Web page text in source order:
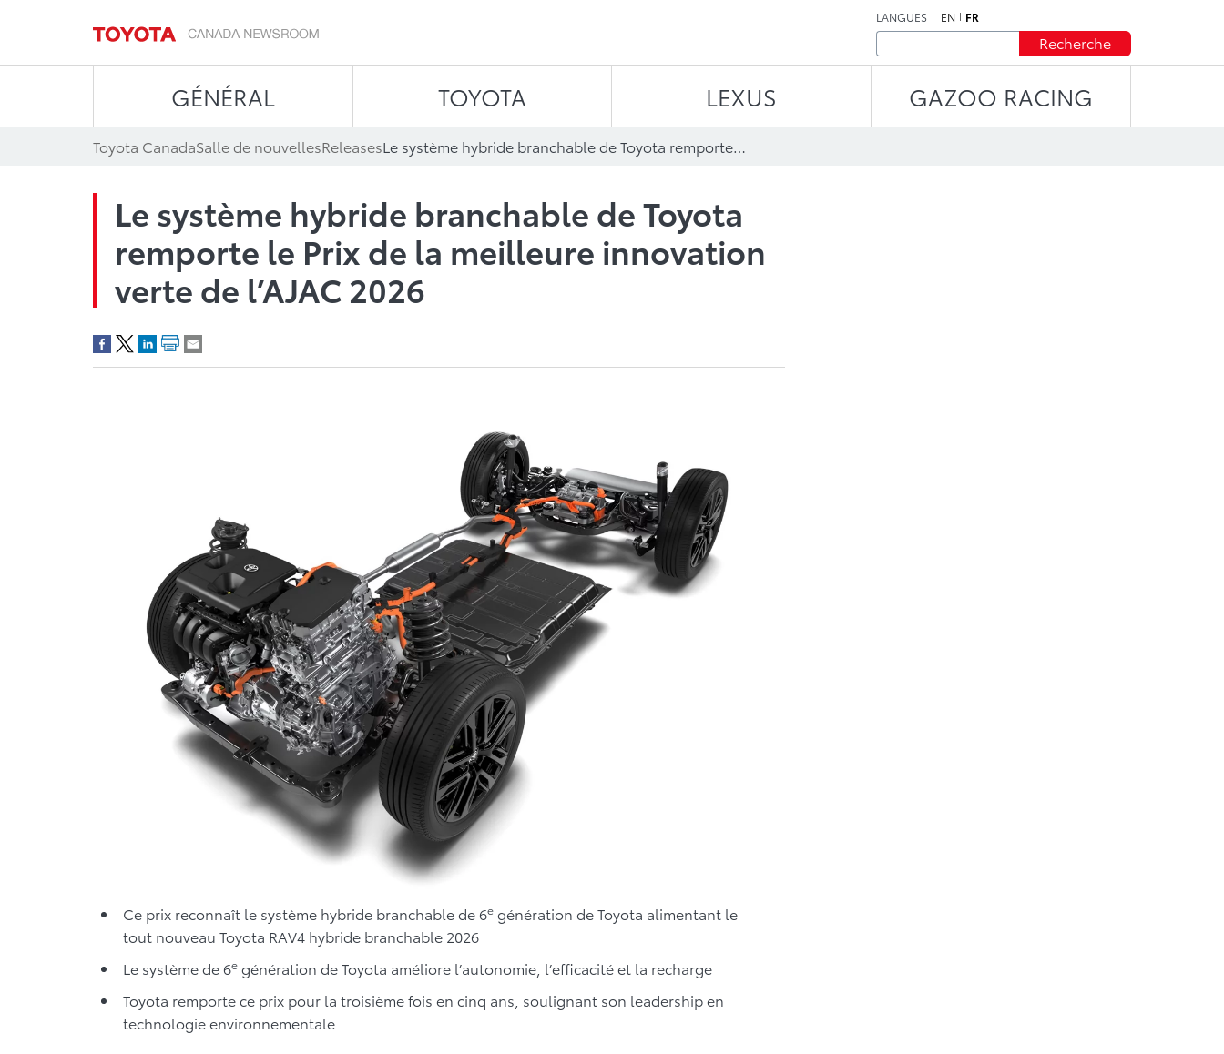
LANGUES EN FR
Recherche
GÉNÉRAL TOYOTA LEXUS GAZOO RACING
Toyota CanadaSalle de nouvellesReleases Le système hybride branchable de Toyota remporte le Prix de la meilleure innovation verte de l’AJAC 2026
Le système hybride branchable de Toyota
remporte le Prix de la meilleure innovation
verte de l’AJAC 2026
Ce prix reconnaît le système hybride branchable de 6e génération de Toyota alimentant le
tout nouveau Toyota RAV4 hybride branchable 2026
Le système de 6e génération de Toyota améliore l’autonomie, l’efficacité et la recharge
Toyota remporte ce prix pour la troisième fois en cinq ans, soulignant son leadership en
technologie environnementale